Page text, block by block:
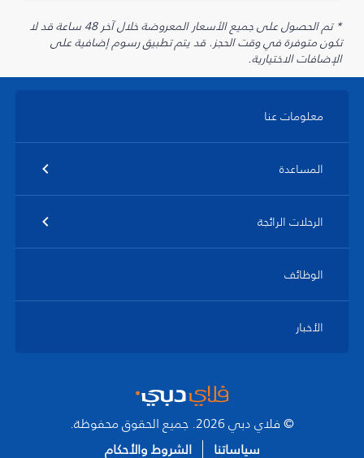
* تم الحصول على جميع الأسعار المعروضة خلال آخر 48 ساعة قد لا
تكون متوفرة في وقت الحجز. قد يتم تطبيق رسوم إضافية على
الإضافات الاختيارية.
معلومات عنا
المساعدة
الرحلات الرائجة
الوظائف
الأخبار
© فلاي دبي 2026. جميع الحقوق محفوظة.
سياساتنا
الشروط والأحكام